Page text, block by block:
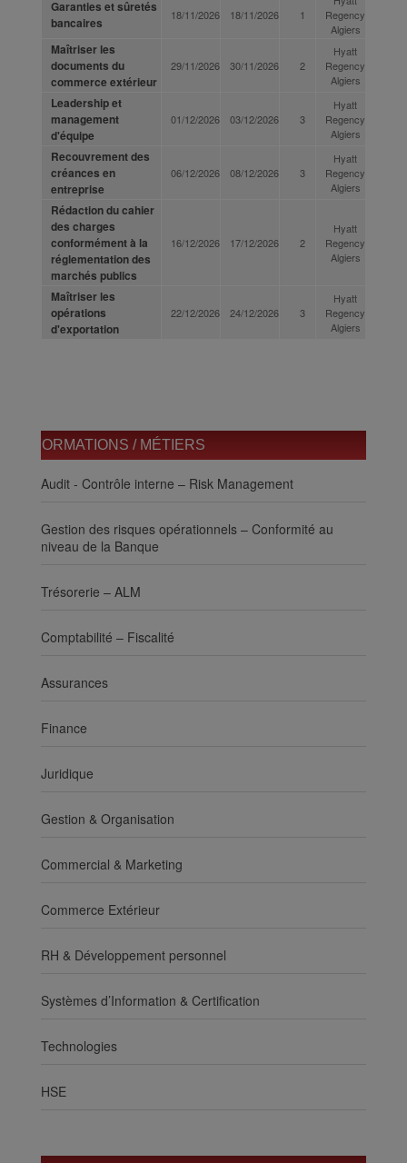
Garanties et sûretés
bancaires
18/11/2026 18/11/2026 1
Regency
Algiers
Maîtriser les
documents du
commerce extérieur
29/11/2026 30/11/2026 2
Hyatt
Regency
Algiers
Leadership et
management
d'équipe
01/12/2026 03/12/2026 3
Hyatt
Regency
Algiers
Recouvrement des
créances en
entreprise
06/12/2026 08/12/2026 3
Hyatt
Regency
Algiers
Rédaction du cahier
des charges
conformément à la
réglementation des
marchés publics
16/12/2026 17/12/2026 2
Hyatt
Regency
Algiers
Maîtriser les
opérations
d'exportation
22/12/2026 24/12/2026 3
Hyatt
Regency
Algiers
FORMATIONS / MÉTIERS
Audit - Contrôle interne – Risk Management
Gestion des risques opérationnels – Conformité au
niveau de la Banque
Trésorerie – ALM
Comptabilité – Fiscalité
Assurances
Finance
Juridique
Gestion & Organisation
Commercial & Marketing
Commerce Extérieur
RH & Développement personnel
Systèmes d’Information & Certification
Technologies
HSE